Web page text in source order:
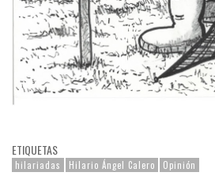
ETIQUETAS
hilariadas Hilario Ángel Calero Opinión